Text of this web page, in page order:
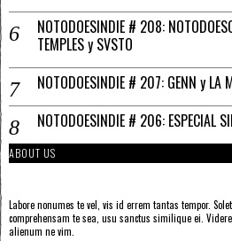
NOTODOESINDIE # 208:
TEMPLES y SVSTO
NOTODOESINDIE # 207: GENN y LA
NOTODOESINDIE # 206: ESPECIAL
ABOUT US
Labore nonumes te vel, vis id errem tantas tempor.
comprehensam te sea, usu sanctus similique ei.
alienum ne vim.